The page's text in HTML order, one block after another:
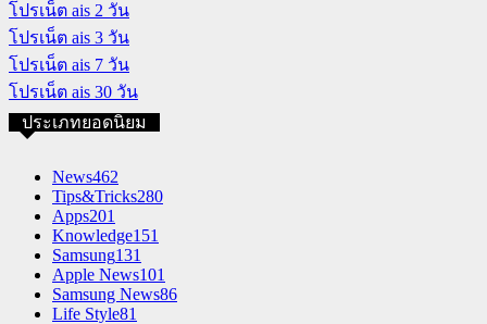
โปรเน็ต ais 2 วัน
โปรเน็ต ais 3 วัน
โปรเน็ต ais 7 วัน
โปรเน็ต ais 30 วัน
ประเภทยอดนิยม
News462
Tips&Tricks280
Apps201
Knowledge151
Samsung131
Apple News101
Samsung News86
Life Style81